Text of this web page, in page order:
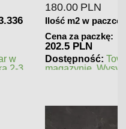
PLN
Ilość m2 w paczce 1.125
Cena za paczkę:
202.5 PLN
Dostępność: Towar w
magazynie. Wysyłka 2-3